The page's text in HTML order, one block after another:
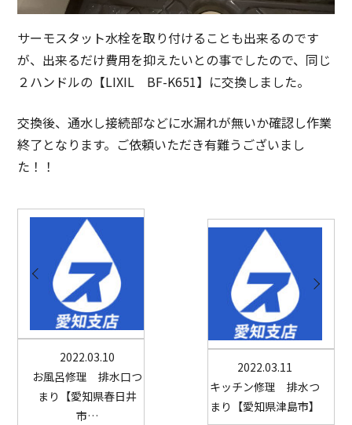
サーモスタット水栓を取り付けることも出来るのです
が、出来るだけ費用を抑えたいとの事でしたので、同じ
２ハンドルの【LIXIL BF-K651】に交換しました。
交換後、通水し接続部などに水漏れが無いか確認し作業
終了となります。ご依頼いただき有難うございまし
た！！
2022.03.10
お風呂修理 排水口つ
まり【愛知県春日井
市…
2022.03.11
キッチン修理 排水つ
まり【愛知県津島市】